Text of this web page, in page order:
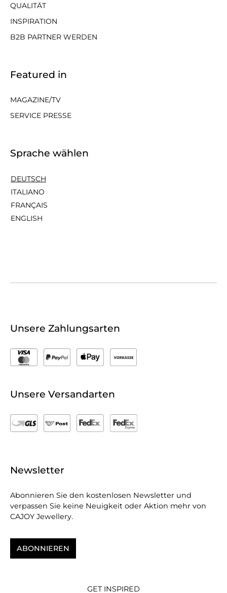
QUALITÄT
INSPIRATION
B2B PARTNER WERDEN
Featured in
MAGAZINE/TV
SERVICE PRESSE
Sprache wählen
DEUTSCH
ITALIANO
FRANÇAIS
ENGLISH
Unsere Zahlungsarten
Unsere Versandarten
Newsletter
Abonnieren Sie den kostenlosen Newsletter und
verpassen Sie keine Neuigkeit oder Aktion mehr von
CAJOY Jewellery.
ABONNIEREN
GET INSPIRED